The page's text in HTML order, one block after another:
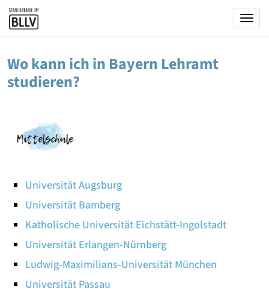
Wo kann ich in Bayern Lehramt
studieren?
Universität Augsburg
Universität Bamberg
Katholische Universität Eichstätt-Ingolstadt
Universität Erlangen-Nürnberg
Ludwig-Maximilians-Universität München
Universität Passau